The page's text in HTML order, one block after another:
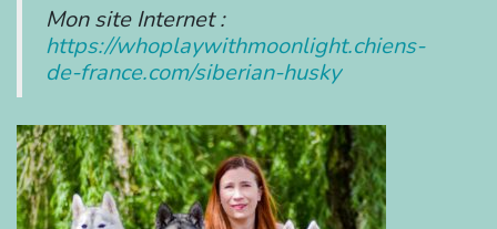
Mon site Internet :
https://whoplaywithmoonlight.chiens-
de-france.com/siberian-husky